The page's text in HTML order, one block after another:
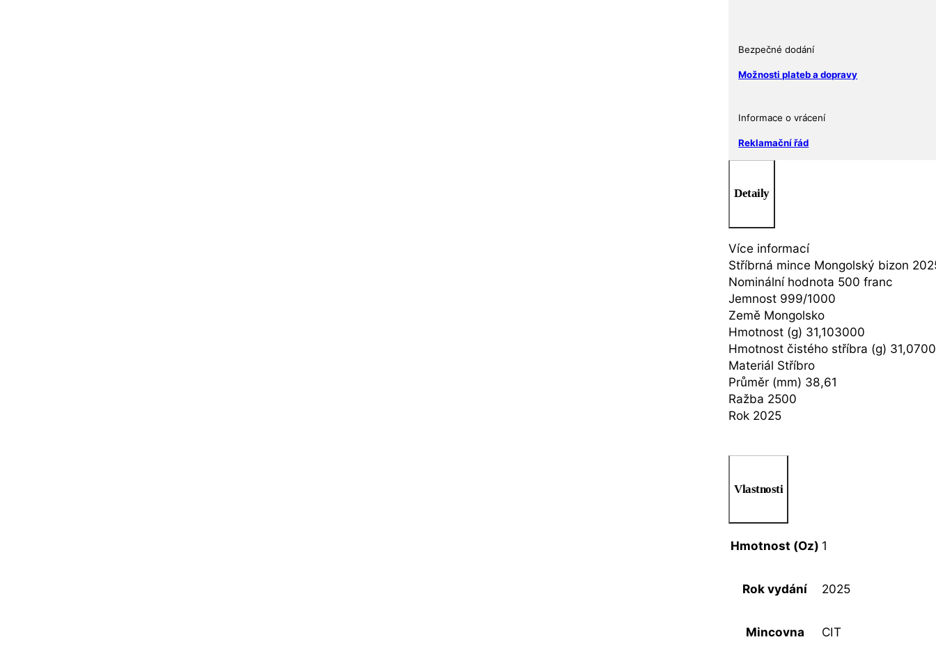
(krabička
certifikát
množství
Bezpečné dodání
Možnosti plateb a dopravy
Informace o vrácení
Reklamační řád
Detaily
Více informací
Stříbrná mince Mongolský bizon
Nominální hodnota 500 franc
Jemnost 999/1000
Země Mongolsko
Hmotnost (g) 31,103000
Hmotnost čistého stříbra (g)
Materiál Stříbro
Průměr (mm) 38,61
Ražba 2500
Rok 2025
Vlastnosti
Hmotnost (Oz) 1
Rok vydání 2025
Mincovna CIT